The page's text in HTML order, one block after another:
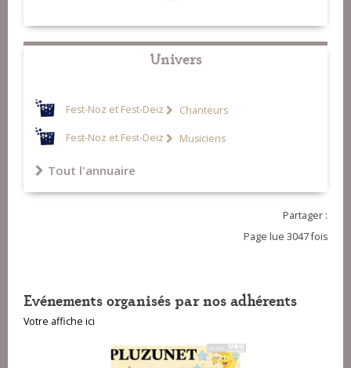
Univers
Fest-Noz et Fest-Deiz Chanteurs
Fest-Noz et Fest-Deiz Musiciens
Tout l'annuaire
Partager :
Page lue 3047 fois
Evénements organisés par nos adhérents
Votre affiche ici